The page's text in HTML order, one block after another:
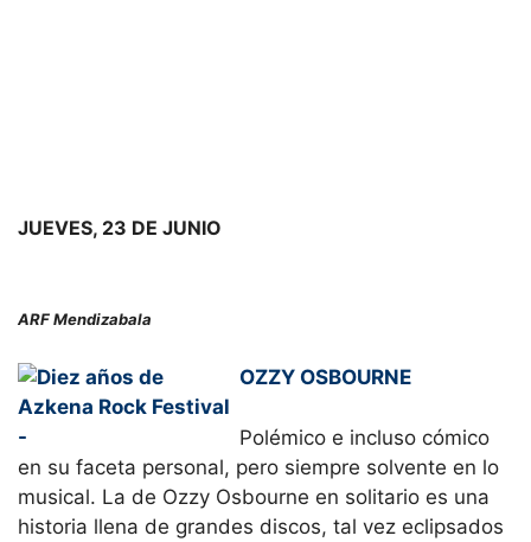
JUEVES, 23 DE JUNIO
ARF Mendizabala
OZZY OSBOURNE
Polémico e incluso cómico
en su faceta personal, pero siempre solvente en lo
musical. La de Ozzy Osbourne en solitario es una
historia llena de grandes discos, tal vez eclipsados